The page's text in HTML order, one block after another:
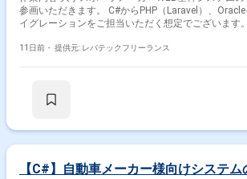
参画いただきます。 C#からPHP（Laravel）、
イグレーションをご担当いただく想定でございます。
11日前・ 提供元: レバテックフリーランス
【C#】自動車メーカー様向けシステ